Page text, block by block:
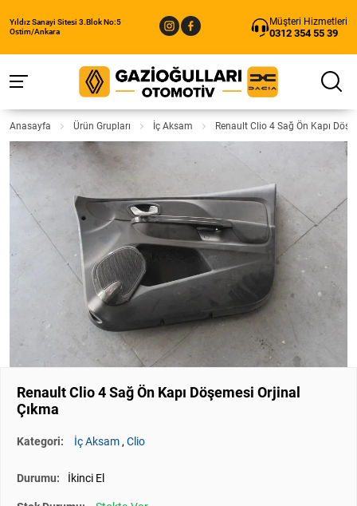
Yıldız Sanayi Sitesi 3.Blok No:5
Ostim/Ankara
Müşteri Hizmetleri
0312 354 55 39
Anasayfa Ürün Grupları İç Aksam Renault Clio 4 Sağ Ön Kapı
Renault Clio 4 Sağ Ön Kapı Döşemesi Orjinal
Çıkma
Kategori: İç Aksam , Clio
Durumu: İkinci El